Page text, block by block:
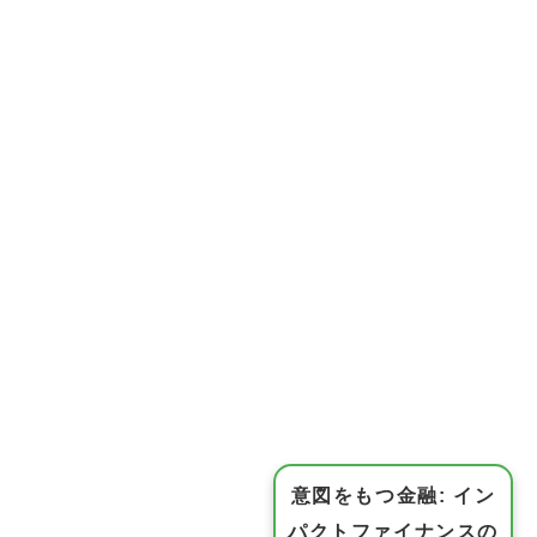
意図をもつ金融: イン
パクトファイナンスの